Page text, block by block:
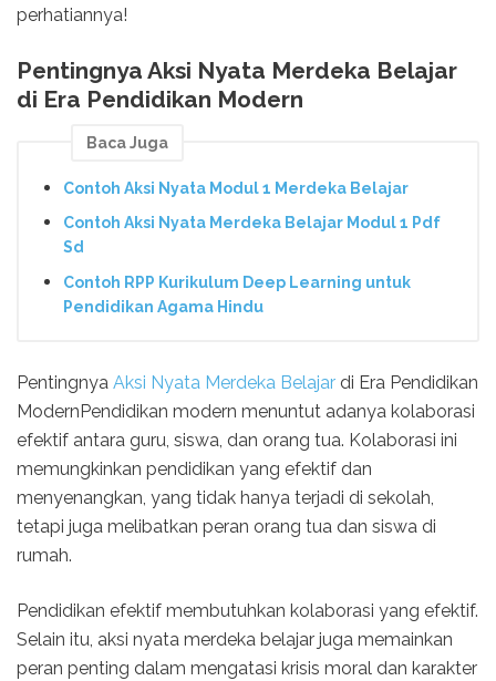
perhatiannya!
Pentingnya Aksi Nyata Merdeka Belajar
di Era Pendidikan Modern
Baca Juga
Contoh Aksi Nyata Modul 1 Merdeka Belajar
Contoh Aksi Nyata Merdeka Belajar Modul 1 Pdf
Sd
Contoh RPP Kurikulum Deep Learning untuk
Pendidikan Agama Hindu
Pentingnya Aksi Nyata Merdeka Belajar di Era Pendidikan
ModernPendidikan modern menuntut adanya kolaborasi
efektif antara guru, siswa, dan orang tua. Kolaborasi ini
memungkinkan pendidikan yang efektif dan
menyenangkan, yang tidak hanya terjadi di sekolah,
tetapi juga melibatkan peran orang tua dan siswa di
rumah.
Pendidikan efektif membutuhkan kolaborasi yang efektif.
Selain itu, aksi nyata merdeka belajar juga memainkan
peran penting dalam mengatasi krisis moral dan karakter